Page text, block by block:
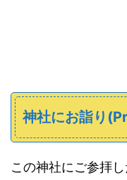
神社にお詣り
この神社にご参拝